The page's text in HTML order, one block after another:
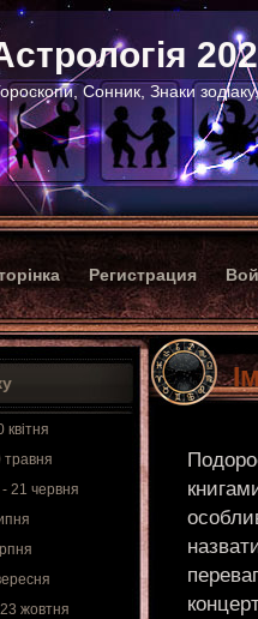
Сонник, Знаки
Регистрация
травня
21 червня
жовтня